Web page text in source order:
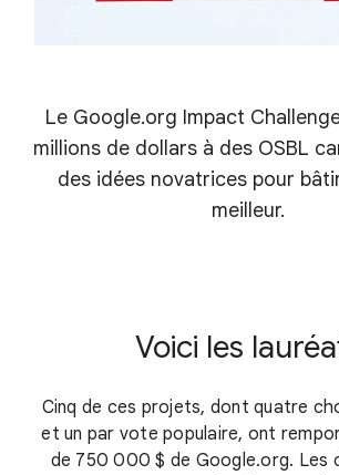
Le Google.org Impact
millions de dollars à des OSBL
des idées novatrices pour
meilleur.
Voici les
Cinq de ces projets, dont quatre
et un par vote populaire, ont
de 750 000 $ de Google.org. Les